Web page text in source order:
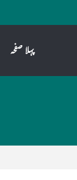
پہلا صفحہ